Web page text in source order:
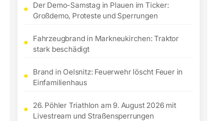
Der Demo-Samstag in Plauen im Ticker:
Großdemo, Proteste und Sperrungen
Fahrzeugbrand in Markneukirchen: Traktor
stark beschädigt
Brand in Oelsnitz: Feuerwehr löscht Feuer in
Einfamilienhaus
26. Pöhler Triathlon am 9. August 2026 mit
Livestream und Straßensperrungen